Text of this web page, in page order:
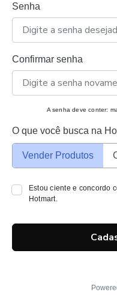
Senha
Confirmar senha
A senha deve conter:
O que você busca na
Vender Produtos
Estou ciente e concordo
Hotmart.